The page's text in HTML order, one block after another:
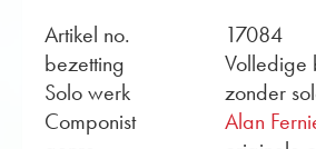
Artikel no.
17084
bezetting
Volledige
Solo werk
zonder
Componist
Alan